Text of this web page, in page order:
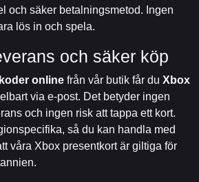
och säker betalningsmetod. Ingen
lös in och spela.
och säker köp
online från vår butik får du Xbox
via e-post. Det betyder ingen
och ingen risk att tappa ett kort.
så du kan handla med
våra Xbox presentkort är giltiga för